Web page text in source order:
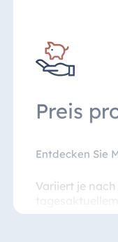
Freie
Preis
Entdecken Sie
Variiert je